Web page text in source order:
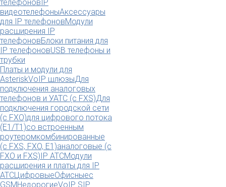
телефоновIP
видеотелефоныАксессуары
для IP телефоновМодули
расширения IP
телефоновБлоки питания для
IP телефоновUSB телефоны и
трубки
Платы и модули для
AsteriskVoIP шлюзыДля
подключения аналоговых
телефонов и УАТС (с FXS)Для
подключения городской сети
(с FXO)для цифрового потока
(E1/T1)со встроенным
роутеромкомбинированные
(c FXS, FXO, E1)аналоговые (с
FXO и FXS)IP АТСМодули
расширения и платы для IP
АТСЦифровыеОфисныес
GSMНедорогиеVoIP SIP